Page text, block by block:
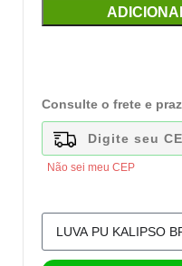
Consulte o frete e
Não sei meu CEP